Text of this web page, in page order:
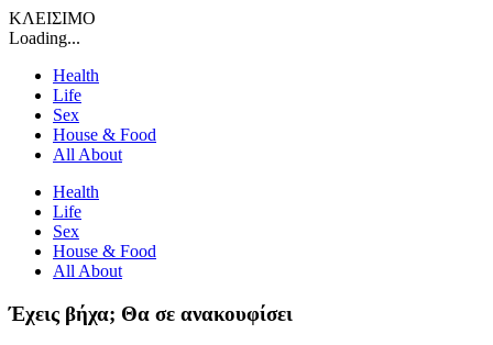
ΚΛΕΙΣΙΜΟ
Loading...
Health
Life
Sex
House & Food
All About
Health
Life
Sex
House & Food
All About
Έχεις βήχα; Θα σε ανακουφίσει